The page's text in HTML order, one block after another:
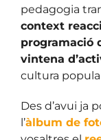
pedagogia
context
programació
vintena
cultura
Des d’avui ja
l’àlbum de